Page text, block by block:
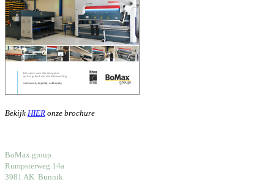
Bekijk HIER onze brochure
BoMax group
Rumpsterweg 14a
3981 AK Bunnik